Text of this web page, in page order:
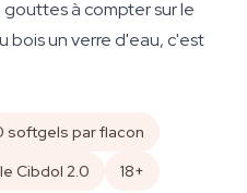
à compter sur le
bois un verre d'eau, c'est
softgels par flacon
Cibdol 2.0 18+